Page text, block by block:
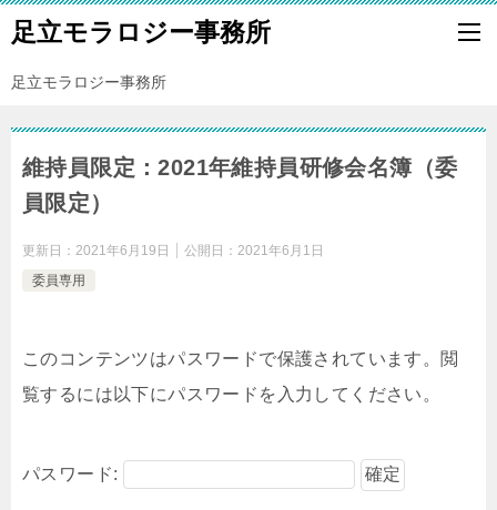
足立モラロジー事務所
足立モラロジー事務所
維持員限定：2021年維持員研修会名簿（委
員限定）
更新日： 2021年6月19日 公開日： 2021年6月1日
委員専用
このコンテンツはパスワードで保護されています。閲
覧するには以下にパスワードを入力してください。
パスワード: